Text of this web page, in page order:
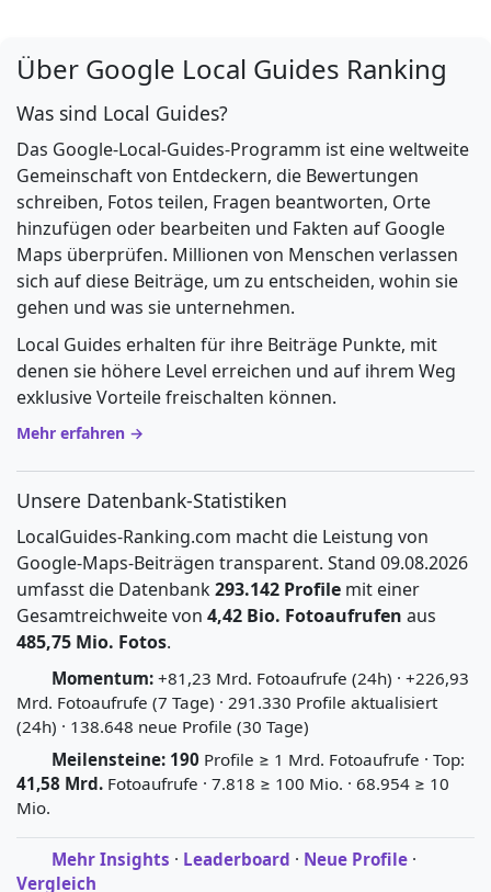
Über Google Local Guides Ranking
Was sind Local Guides?
Das Google-Local-Guides-Programm ist eine weltweite
Gemeinschaft von Entdeckern, die Bewertungen
schreiben, Fotos teilen, Fragen beantworten, Orte
hinzufügen oder bearbeiten und Fakten auf Google
Maps überprüfen. Millionen von Menschen verlassen
sich auf diese Beiträge, um zu entscheiden, wohin sie
gehen und was sie unternehmen.
Local Guides erhalten für ihre Beiträge Punkte, mit
denen sie höhere Level erreichen und auf ihrem Weg
exklusive Vorteile freischalten können.
Mehr erfahren →
Unsere Datenbank-Statistiken
LocalGuides-Ranking.com macht die Leistung von
Google-Maps-Beiträgen transparent. Stand 09.08.2026
umfasst die Datenbank293.142 Profile mit einer
Gesamtreichweite von 4,42 Bio. Fotoaufrufen aus
485,75 Mio. Fotos.
Momentum: +81,23 Mrd. Fotoaufrufe (24h) · +226,93
Mrd. Fotoaufrufe (7 Tage) · 291.330 Profile aktualisiert
(24h) · 138.648 neue Profile (30 Tage)
Meilensteine: 190 Profile ≥ 1 Mrd. Fotoaufrufe · Top:
41,58 Mrd. Fotoaufrufe · 7.818 ≥ 100 Mio. · 68.954 ≥ 10
Mio.
Mehr Insights · Leaderboard · Neue Profile ·
Vergleich